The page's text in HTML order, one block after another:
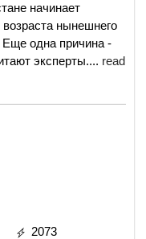
начинает
нынешнего
Еще одна причина -
эксперты.... read
2073